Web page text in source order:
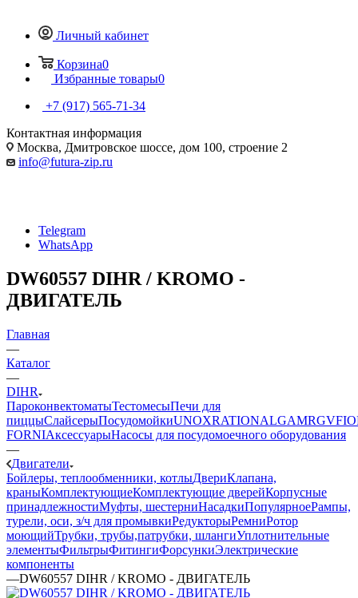
Личный кабинет
Корзина0
Избранные товары0
+7 (917) 565-71-34
Контактная информация
Москва, Дмитровское шоссе, дом 100, строение 2
info@futura-zip.ru
Telegram
WhatsApp
DW60557 DIHR / KROMO -
ДВИГАТЕЛЬ
Главная
—
Каталог
—
DIHR
ПароконвектоматыТестомесыПечи для
пиццыСлайсерыПосудомойкиUNOXRATIONALGAMRGV
FORNIАксессуарыНасосы для посудомоечного оборудования
—
Двигатели
Бойлеры, теплообменники, котлыДвериКлапана,
краныКомплектующиеКомплектующие дверейКорпусные
принадлежностиМуфты, шестерниНасадкиПопулярноеРампы,
турели, оси, з/ч для промывкиРедукторыРемниРотор
моющийТрубки, трубы,патрубки, шлангиУплотнительные
элементыФильтрыФитингиФорсункиЭлектрические
компоненты
—DW60557 DIHR / KROMO - ДВИГАТЕЛЬ